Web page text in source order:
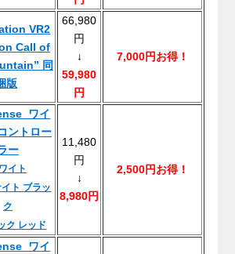
VR2
Call of
同
版
66,980
円
↓
59,980
円
7,000円お得！
ワイ
ントロー
ー
イト
イト ブラッ
ク
ク レッド
11,480
円
↓
8,980円
2,500円お得！
ワイ